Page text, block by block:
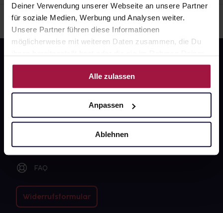
Deiner Verwendung unserer Webseite an unsere Partner
für soziale Medien, Werbung und Analysen weiter.
Unsere Partner führen diese Informationen
möglicherweise mit weiteren Daten zusammen, die Du
Nutzung der Dienste gesammelt haben.
Alle zulassen
Anpassen
Ablehnen
Fragen zu Deiner Bestellung?
Kontakt
FAQ
Widerrufsformular